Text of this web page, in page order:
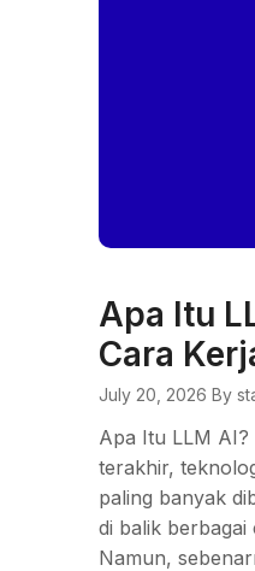
Apa Itu
Cara
July 20, 2026 By
Apa Itu LLM AI?
terakhir,
paling banyak
di balik berbagai
Namun,